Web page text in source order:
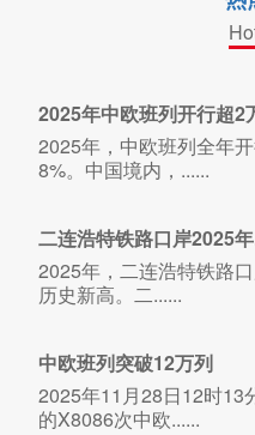
2025年中欧班列开行超2
2025年，中欧班列全年
8%。中国境内，......
二连浩特铁路口岸2025
2025年，二连浩特铁路
历史新高。二......
中欧班列突破12万列
2025年11月28日12时13
的X8086次中欧......